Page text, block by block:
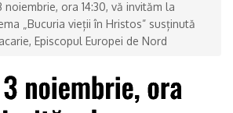
noiembrie, ora 14:30, vă invităm la
„Bucuria vieții în Hristos” susținută
Episcopul Europei de Nord